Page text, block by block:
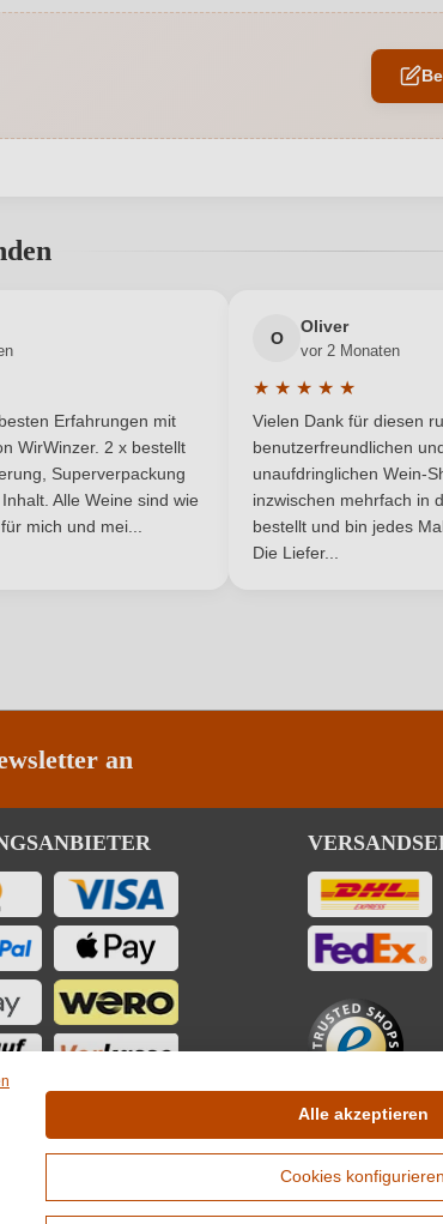
Ich habe
Bewertung von 5 von 5 Sternen
Erfahrungen mit
WirWinzer. 2 x bestellt
Superverpackung
Alle Weine sind wie
mich und mei...
O
Oliver
vor 2 Monaten
★ ★ ★ ★ ★
Durchschnittliche
Vielen Dank für diesen
benutzerfreundlichen
unaufdringlichen Wein-
inzwischen mehrfach in
bestellt und bin jedes
Die Liefer...
an
Alle akzeptieren
Cookies konfigurieren